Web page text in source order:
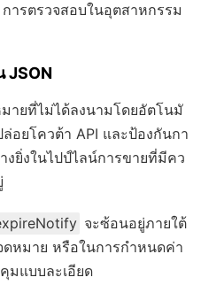
ารตรวจสอบในอุตสาหกรรม
JSON
ายที่ไม่ได้ลงนามโดยอัตโนมั
อยโควต้า API และป้องกันกา
ยิ่งในไปป์ไลน์การขายที่มีคว
จะซ้อนอยู่ภายใต้
หมาย หรือในการกำหนดค่า
มแบบละเอียด